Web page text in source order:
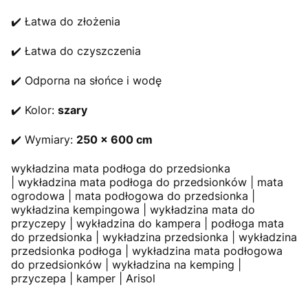
✔️ Łatwa do złożenia
✔️ Łatwa do czyszczenia
✔️ Odporna na słońce i wodę
✔️ Kolor: szary
✔️ Wymiary: 250 x 600 cm
wykładzina mata podłoga do przedsionka
| wykładzina mata podłoga do przedsionków | mata
ogrodowa | mata podłogowa do przedsionka |
wykładzina kempingowa | wykładzina mata do
przyczepy | wykładzina do kampera | podłoga mata
do przedsionka | wykładzina przedsionka | wykładzina
przedsionka podłoga | wykładzina mata podłogowa
do przedsionków | wykładzina na kemping |
przyczepa | kamper | Arisol